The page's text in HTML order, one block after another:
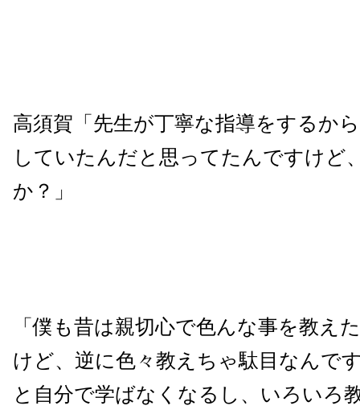
高須賀「先生が丁寧な指導をするか
していたんだと思ってたんですけど
か？」
「僕も昔は親切心で色んな事を教え
けど、逆に色々教えちゃ駄目なんで
と自分で学ばなくなるし、いろいろ